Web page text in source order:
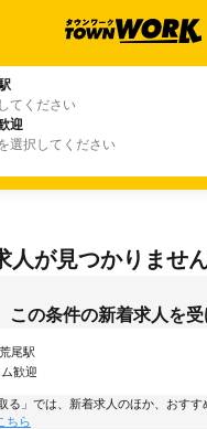
てください
迎
選択してください
人が見つかりませ
この条件の新着求人を
尾駅
歓迎
る」では、新着求人のほか、おす
ちら